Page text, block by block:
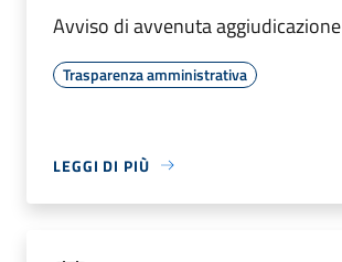
Avviso di avvenuta aggiudicazione
Trasparenza amministrativa
LEGGI DI PIÙ